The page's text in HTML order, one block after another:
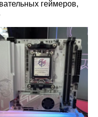
геймеров,